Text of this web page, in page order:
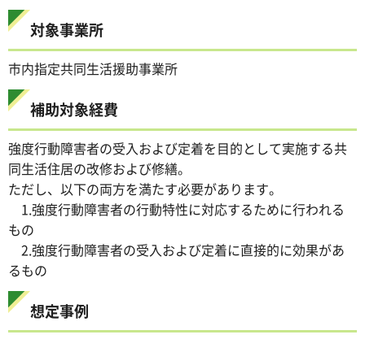
対象事業所
市内指定共同生活援助事業所
補助対象経費
強度行動障害者の受入および定着を目的として実施する共
同生活住居の改修および修繕。
ただし、以下の両方を満たす必要があります。
1.強度行動障害者の行動特性に対応するために行われる
もの
2.強度行動障害者の受入および定着に直接的に効果があ
るもの
想定事例